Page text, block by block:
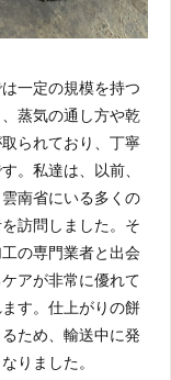
一定の規模を持つ
蒸気の通し方や乾
られており、丁寧
。私達は、以前、
南省にいる多くの
訪問しました。そ
の専門業者と出会
アが非常に優れて
す。仕上がりの餅
ため、輸送中に発
りました。